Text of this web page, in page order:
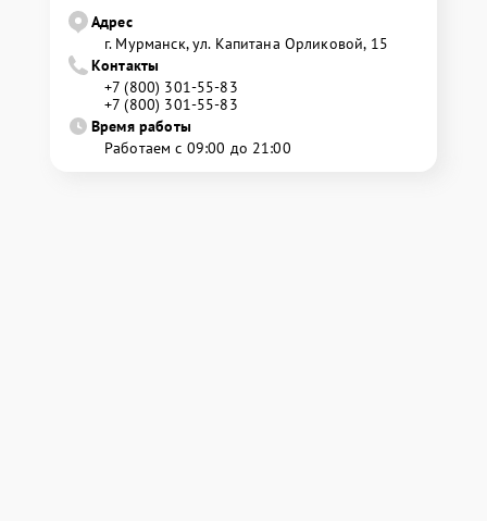
Адрес
г. Мурманск, ул. Капитана Орликовой, 15
Контакты
+7 (800) 301-55-83
+7 (800) 301-55-83
Время работы
Работаем с 09:00 до 21:00